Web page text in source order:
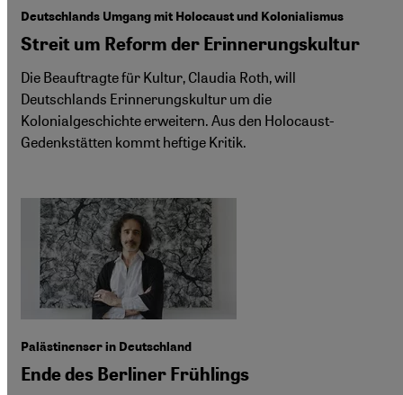
Deutschlands Umgang mit Holocaust und Kolonialismus
Streit um Reform der Erinnerungskultur
Die Beauftragte für Kultur, Claudia Roth, will
Deutschlands Erinnerungskultur um die
Kolonialgeschichte erweitern. Aus den Holocaust-
Gedenkstätten kommt heftige Kritik.
Palästinenser in Deutschland
Ende des Berliner Frühlings